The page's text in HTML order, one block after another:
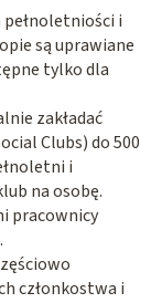
i
są uprawiane
tylko dla
zakładać
Clubs) do 500
i
na osobę.
pracownicy
członkostwa i